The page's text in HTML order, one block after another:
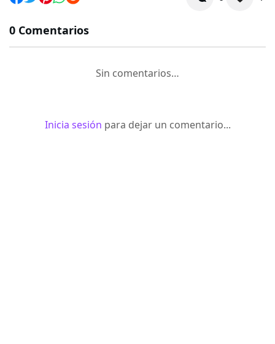
0 Comentarios
Sin comentarios…
Inicia sesión para dejar un comentario...